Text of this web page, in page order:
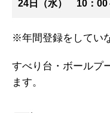
24日（水） 10：00
※年間登録をしてい
すべり台・ボールプ
ます。